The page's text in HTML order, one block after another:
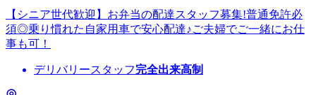
【シニア世代歓迎】お弁当の配達スタッフ募集!普通免許必
須◎乗り慣れた自家用車で安心配達♪ご夫婦でご一緒にお仕
事も可！
デリバリースタッフ完全出来高制